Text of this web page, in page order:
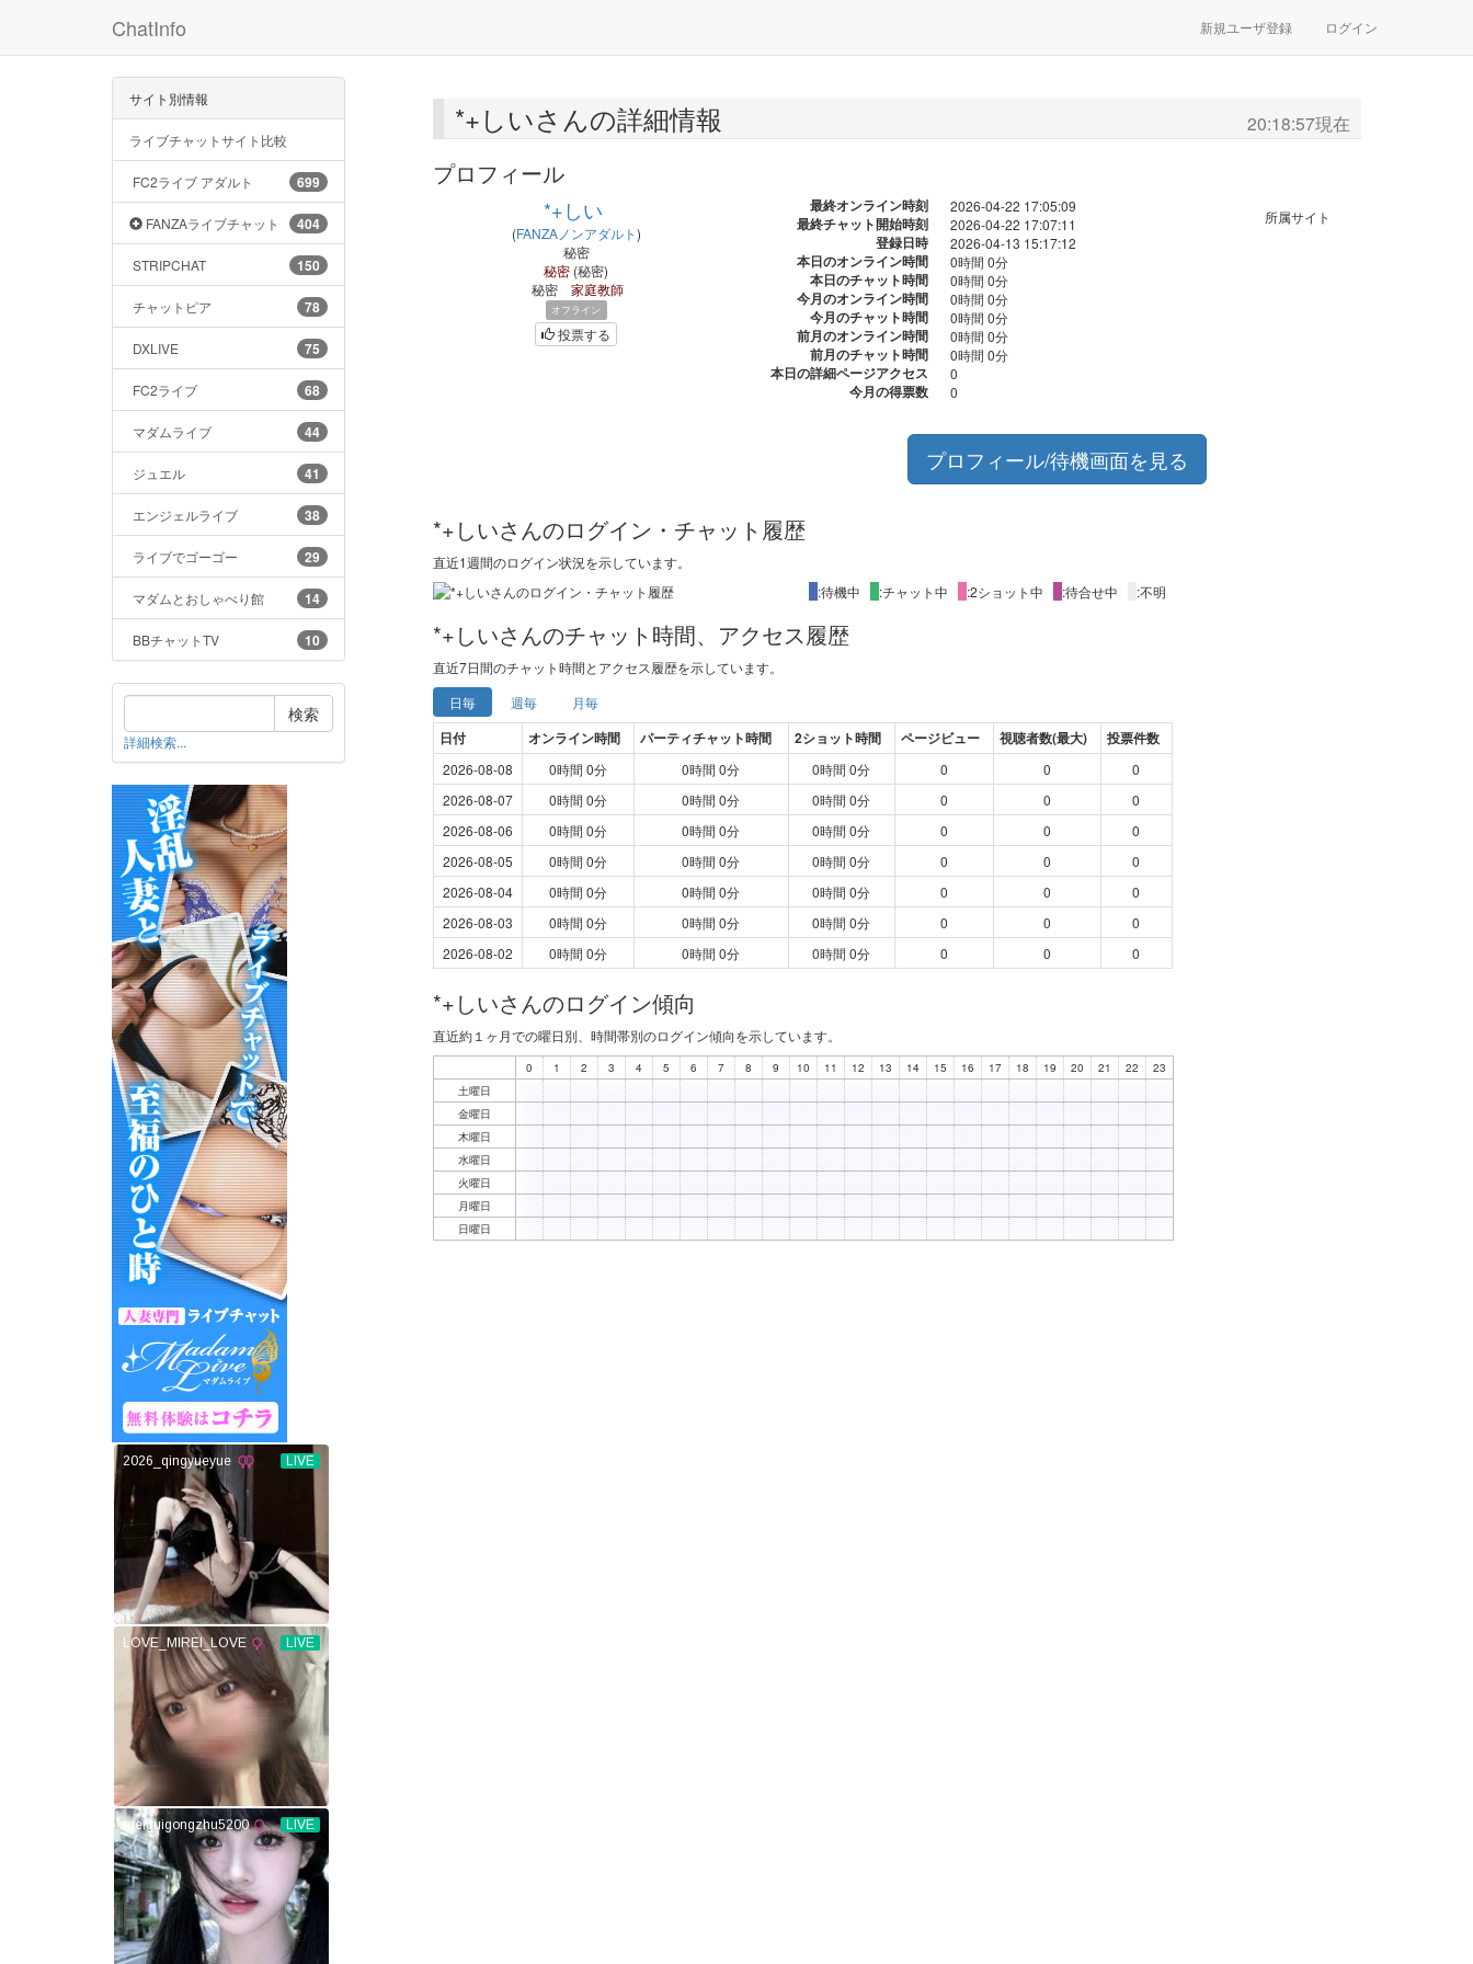
ChatInfo 新規ユーザ登録 ログイン
サイト別情報
ライブチャットサイト比較
699
FC2ライブ アダルト
404
FANZAライブチャット
150
STRIPCHAT
78
チャットピア
75
DXLIVE
68
FC2ライブ
44
マダムライブ
41
ジュエル
38
エンジェルライブ
29
ライブでゴーゴー
14
マダムとおしゃべり館
10
BBチャットTV
検索
詳細検索...
*+しいさんの詳細情報 20:18:57現在
プロフィール
*+しい
(FANZAノンアダルト)
秘密
秘密 (秘密)
秘密
家庭教師
オフライン
投票する
最終オンライン時刻 2026-04-22 17:05:09
最終チャット開始時刻 2026-04-22 17:07:11
登録日時 2026-04-13 15:17:12
本日のオンライン時間 0時間 0分
本日のチャット時間 0時間 0分
今月のオンライン時間 0時間 0分
今月のチャット時間 0時間 0分
前月のオンライン時間 0時間 0分
前月のチャット時間 0時間 0分
本日の詳細ページアクセス 0
今月の得票数 0
所属サイト
プロフィール/待機画面を見る
*+しいさんのログイン・チャット履歴
直近1週間のログイン状況を示しています。
:待機中 :チャット中 :2ショット中 :待合せ中 :不明
*+しいさんのチャット時間、アクセス履歴
直近7日間のチャット時間とアクセス履歴を示しています。
日毎
週毎 月毎
日付 オンライン時間 パーティチャット時間 2ショット時間 ページビュー 視聴者数(最大) 投票件数
2026-08-08 0時間 0分 0時間 0分 0時間 0分 0 0
0
2026-08-07
0時間 0分 0時間 0分 0時間 0分 0 0
0
2026-08-06
0時間 0分 0時間 0分 0時間 0分 0 0
0
2026-08-05
0時間 0分 0時間 0分 0時間 0分 0 0
0
2026-08-04
0時間 0分 0時間 0分 0時間 0分 0 0
0
2026-08-03
0時間 0分 0時間 0分 0時間 0分 0 0
0
2026-08-02
0時間 0分 0時間 0分 0時間 0分 0 0 0
*+しいさんのログイン傾向
直近約１ヶ月での曜日別、時間帯別のログイン傾向を示しています。
0 1 2 3 4 5 6 7 8 9 10 11 12 13 14 15 16 17 18 19 20 21 22
23
土曜日
金曜日
木曜日
水曜日
火曜日
月曜日
日曜日